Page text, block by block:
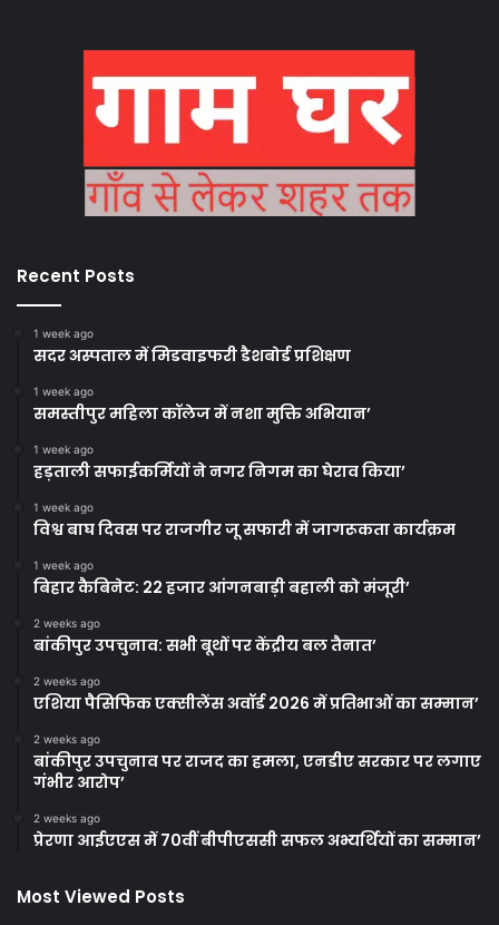
Recent Posts
1 week ago
सदर अस्पताल में मिडवाइफरी डैशबोर्ड प्रशिक्षण
1 week ago
समस्तीपुर महिला कॉलेज में नशा मुक्ति अभियान’
1 week ago
हड़ताली सफाईकर्मियों ने नगर निगम का घेराव किया’
1 week ago
विश्व बाघ दिवस पर राजगीर जू सफारी में जागरूकता कार्यक्रम
1 week ago
बिहार कैबिनेट: 22 हजार आंगनबाड़ी बहाली को मंजूरी’
2 weeks ago
बांकीपुर उपचुनाव: सभी बूथों पर केंद्रीय बल तैनात’
2 weeks ago
एशिया पैसिफिक एक्सीलेंस अवॉर्ड 2026 में प्रतिभाओं का सम्मान’
2 weeks ago
बांकीपुर उपचुनाव पर राजद का हमला, एनडीए सरकार पर लगाए
गंभीर आरोप’
2 weeks ago
प्रेरणा आईएएस में 70वीं बीपीएससी सफल अभ्यर्थियों का सम्मान’
Most Viewed Posts